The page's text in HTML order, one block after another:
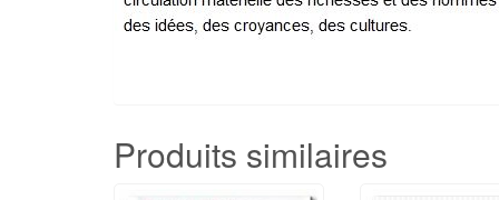
Produits similaires